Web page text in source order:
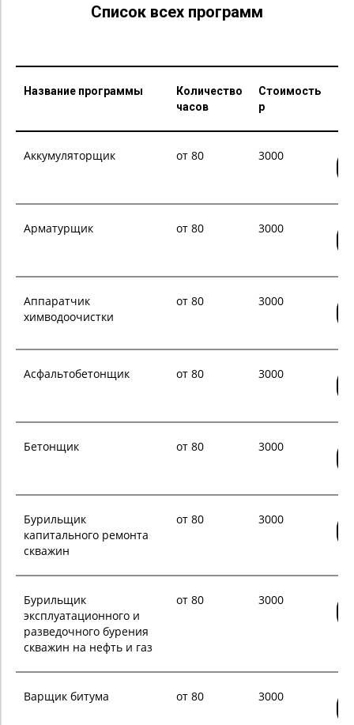
Список всех программ
Название программы
Количество
часов
Стоимость
р
Аккумуляторщик от 80 3000
Арматурщик от 80 3000
Аппаратчик
химводоочистки
от 80 3000
Асфальтобетонщик от 80 3000
Бетонщик от 80 3000
Бурильщик
капитального ремонта
скважин
от 80 3000
Бурильщик
эксплуатационного и
разведочного бурения
скважин на нефть и газ
от 80 3000
Варщик битума от 80 3000